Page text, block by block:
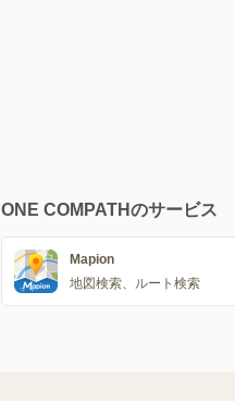
ONE COMPATHのサービス
Mapion
地図検索、ルート検索